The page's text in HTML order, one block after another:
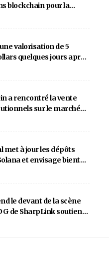
blockchain pour la
valorisation de 5
quelques jours après
dollars
a rencontré la vente
sur le marché
met à jour les dépôts
et envisage bientôt
le devant de la scène
de SharpLink soutient